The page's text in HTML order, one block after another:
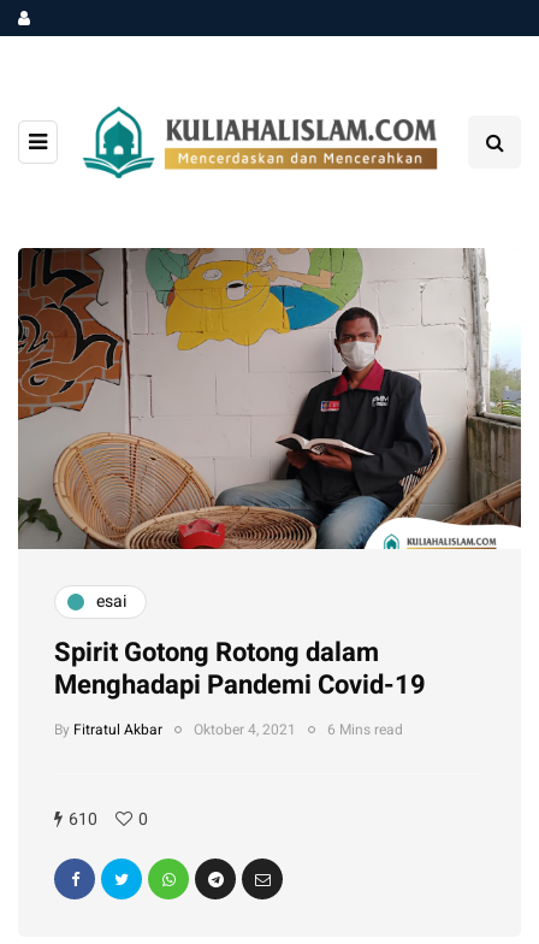
esai
Spirit Gotong Rotong dalam
Menghadapi Pandemi Covid-19
By Fitratul Akbar Oktober 4, 2021 6 Mins read
610 0